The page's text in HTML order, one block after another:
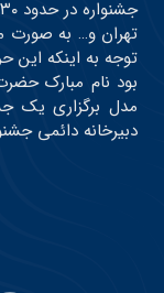
توجه به اینکه این
بود نام مبارک
مدل برگزاری یک
دبیرخانه دائمی